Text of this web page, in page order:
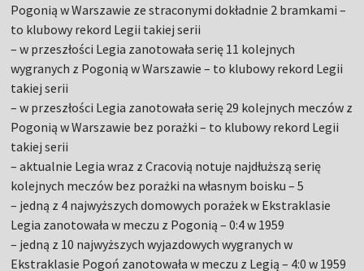
Pogonią w Warszawie ze straconymi dokładnie 2 bramkami –
to klubowy rekord Legii takiej serii
– w przeszłości Legia zanotowała serię 11 kolejnych
wygranych z Pogonią w Warszawie – to klubowy rekord Legii
takiej serii
– w przeszłości Legia zanotowała serię 29 kolejnych meczów z
Pogonią w Warszawie bez porażki – to klubowy rekord Legii
takiej serii
– aktualnie Legia wraz z Cracovią notuje najdłuższą serię
kolejnych meczów bez porażki na własnym boisku – 5
– jedną z 4 najwyższych domowych porażek w Ekstraklasie
Legia zanotowała w meczu z Pogonią – 0:4 w 1959
– jedną z 10 najwyższych wyjazdowych wygranych w
Ekstraklasie Pogoń zanotowała w meczu z Legią – 4:0 w 1959